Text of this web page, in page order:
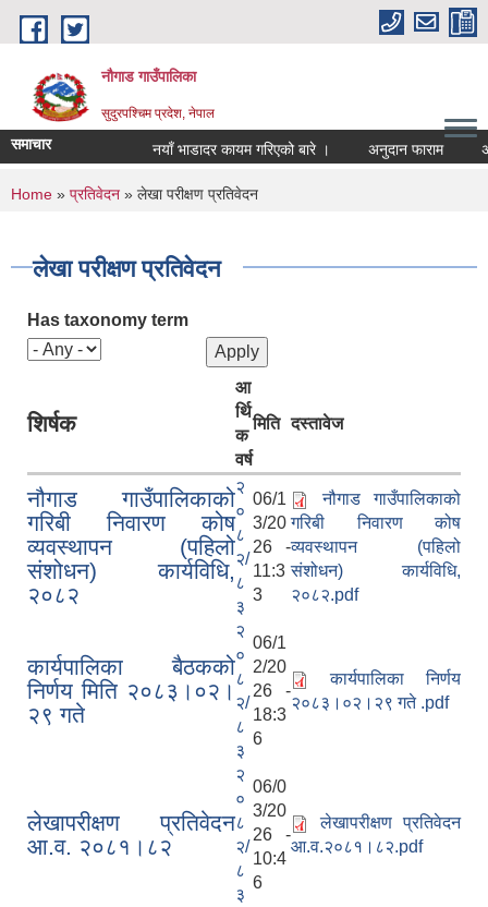
Skip to main content
नौगाड गाउँपालिका
सुदुरपश्चिम प्रदेश, नेपाल
समाचार नयाँ भाडादर कायम गरिएको बारे । अनुदान फाराम
You are here
Home » प्रतिवेदन » लेखा परीक्षण प्रतिवेदन
लेखा परीक्षण प्रतिवेदन
Has taxonomy term
शिर्षक
आ
र्थि
क
वर्ष
मिति दस्तावेज
नौगाड गाउँपालिकाको
गरिबी निवारण कोष
व्यवस्थापन (पहिलो
संशोधन) कार्यविधि,
२०८२
२
०
८
२/
८
३
06/1
3/20
26 -
11:3
3
नौगाड गाउँपालिकाको
गरिबी निवारण कोष
व्यवस्थापन (पहिलो
संशोधन) कार्यविधि,
२०८२.pdf
कार्यपालिका बैठकको
निर्णय मिति २०८३।०२।
२९ गते
२
०
८
२/
८
३
06/1
2/20
26 -
18:3
6
कार्यपालिका निर्णय
२०८३।०२।२९ गते .pdf
लेखापरीक्षण प्रतिवेदन
आ.व. २०८१।८२
२
०
८
२/
८
३
06/0
3/20
26 -
10:4
6
लेखापरीक्षण प्रतिवेदन
आ.व.२०८१।८२.pdf